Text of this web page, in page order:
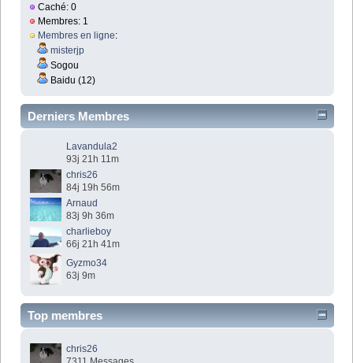
Caché: 0
Membres: 1
Membres en ligne:
misterjp
Sogou
Baidu (12)
Derniers Membres
Lavandula2
93j 21h 11m
chris26
84j 19h 56m
Arnaud
83j 9h 36m
charlieboy
66j 21h 41m
Gyzmo34
63j 9m
Top membres
chris26